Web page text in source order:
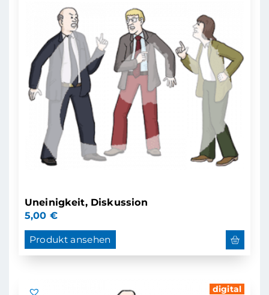
Uneinigkeit, Diskussion
5,00 €
Produkt ansehen
digital